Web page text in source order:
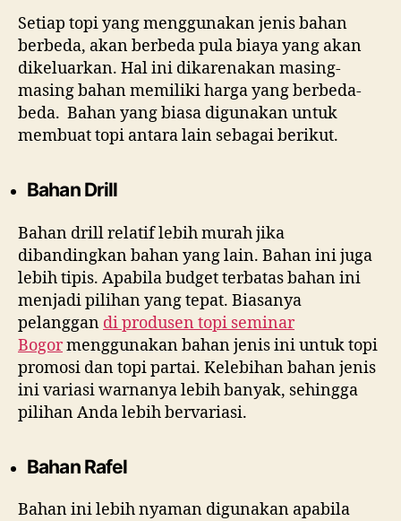
Setiap topi yang menggunakan jenis bahan
berbeda, akan berbeda pula biaya yang akan
dikeluarkan. Hal ini dikarenakan masing-
masing bahan memiliki harga yang berbeda-
beda. Bahan yang biasa digunakan untuk
membuat topi antara lain sebagai berikut.
Bahan Drill
Bahan drill relatif lebih murah jika
dibandingkan bahan yang lain. Bahan ini juga
lebih tipis. Apabila budget terbatas bahan ini
menjadi pilihan yang tepat. Biasanya
pelanggan diprodusen topi seminar
Bogormenggunakan bahan jenis ini untuk topi
promosi dan topi partai. Kelebihan bahan jenis
ini variasi warnanya lebih banyak, sehingga
pilihan Anda lebih bervariasi.
Bahan Rafel
Bahan ini lebih nyaman digunakan apabila